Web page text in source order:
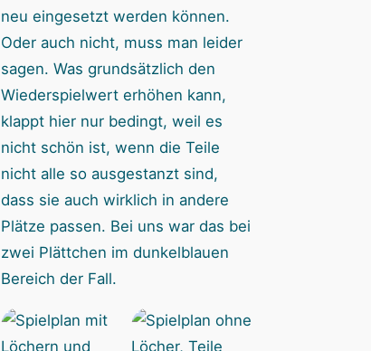
neu eingesetzt werden können.
Oder auch nicht, muss man leider
sagen. Was grundsätzlich den
Wiederspielwert erhöhen kann,
klappt hier nur bedingt, weil es
nicht schön ist, wenn die Teile
nicht alle so ausgestanzt sind,
dass sie auch wirklich in andere
Plätze passen. Bei uns war das bei
zwei Plättchen im dunkelblauen
Bereich der Fall.